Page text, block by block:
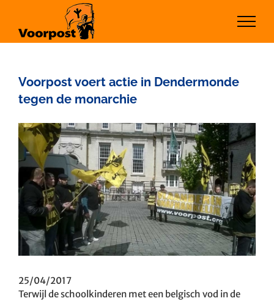
inhoud
Voorpost voert actie in Dendermonde
tegen de monarchie
Bekijk
grotere
afbeelding
25/04/2017
Terwijl de schoolkinderen met een belgisch vod in de